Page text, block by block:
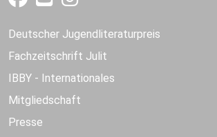
Deutscher Jugendliteraturpreis
Fachzeitschrift Julit
IBBY - Internationales
Mitgliedschaft
Presse